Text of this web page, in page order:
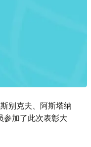
别克夫、阿斯塔纳
参加了此次表彰大